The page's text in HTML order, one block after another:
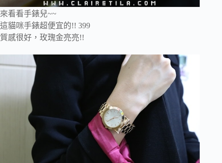
來看看手錶兒~~
這貓咪手錶超便宜的!! 399
質感很好，玫瑰金亮亮!!